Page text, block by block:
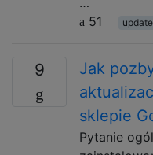
51
9
Jak
sklepie
Pytanie